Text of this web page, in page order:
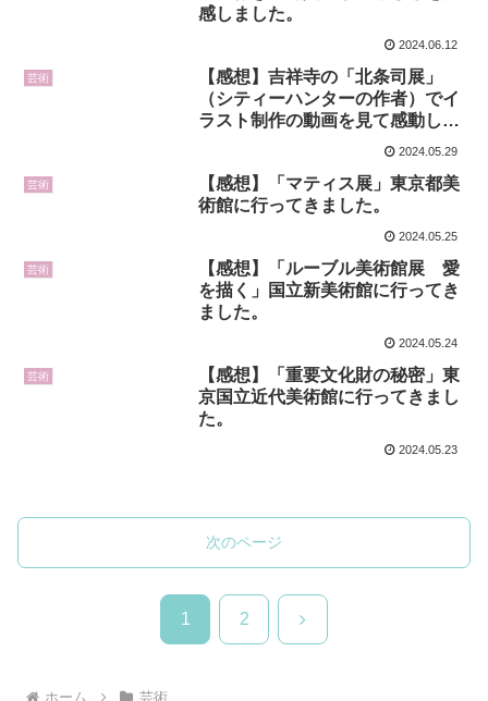
感しました。
2024.06.12
芸術
【感想】吉祥寺の「北条司展」
（シティーハンターの作者）でイ
ラスト制作の動画を見て感動しま
2024.05.29
芸術
【感想】「マティス展」東京都美
術館に行ってきました。
2024.05.25
芸術
【感想】「ルーブル美術館展 愛
を描く」国立新美術館に行ってき
ました。
2024.05.24
芸術
【感想】「重要文化財の秘密」東
京国立近代美術館に行ってきまし
た。
2024.05.23
次のページ
1 2 次
ホーム 芸術